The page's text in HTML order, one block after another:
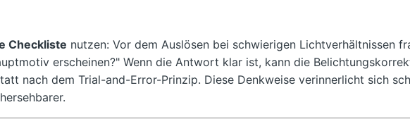
Checkliste nutzen: Vor dem Auslösen bei schwierigen Lichtverhältnissen
erscheinen?" Wenn die Antwort klar ist, kann die
nach dem Trial-and-Error-Prinzip. Diese Denkweise verinnerlicht sich